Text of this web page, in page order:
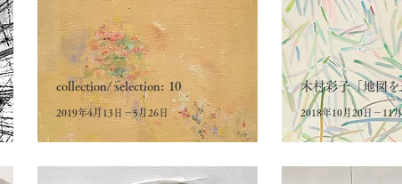
collection/ selection: 10
2019年4月13日－5月26日
木村彩子「地図
2018年10月20日－11